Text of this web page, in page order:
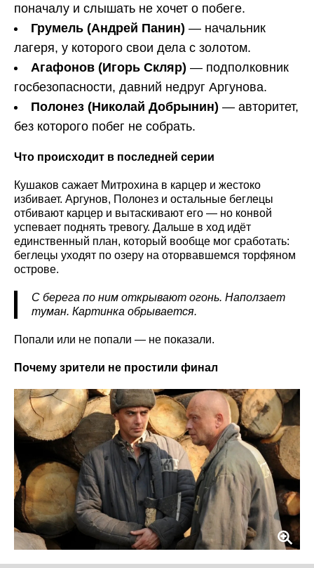
поначалу и слышать не хочет о побеге.
Грумель (Андрей Панин) — начальник
лагеря, у которого свои дела с золотом.
Агафонов (Игорь Скляр) — подполковник
госбезопасности, давний недруг Аргунова.
Полонез (Николай Добрынин) — авторитет,
без которого побег не собрать.
Что происходит в последней серии
Кушаков сажает Митрохина в карцер и жестоко
избивает. Аргунов, Полонез и остальные беглецы
отбивают карцер и вытаскивают его — но конвой
успевает поднять тревогу. Дальше в ход идёт
единственный план, который вообще мог сработать:
беглецы уходят по озеру на оторвавшемся торфяном
острове.
С берега по ним открывают огонь. Наползает
туман. Картинка обрывается.
Попали или не попали — не показали.
Почему зрители не простили финал